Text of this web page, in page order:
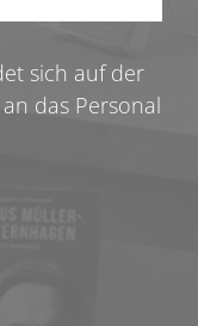
sich auf der
das Personal